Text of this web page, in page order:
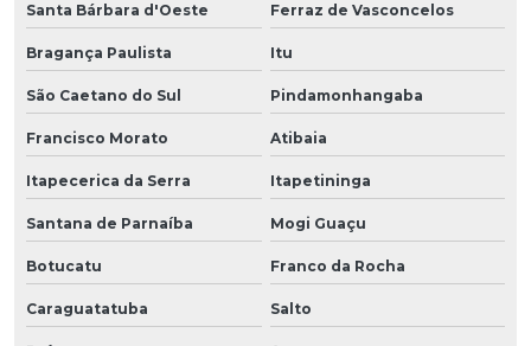
Santa Bárbara d'Oeste Ferraz de Vasconcelos
Bragança Paulista Itu
São Caetano do Sul Pindamonhangaba
Francisco Morato Atibaia
Itapecerica da Serra Itapetininga
Santana de Parnaíba Mogi Guaçu
Botucatu Franco da Rocha
Caraguatatuba Salto